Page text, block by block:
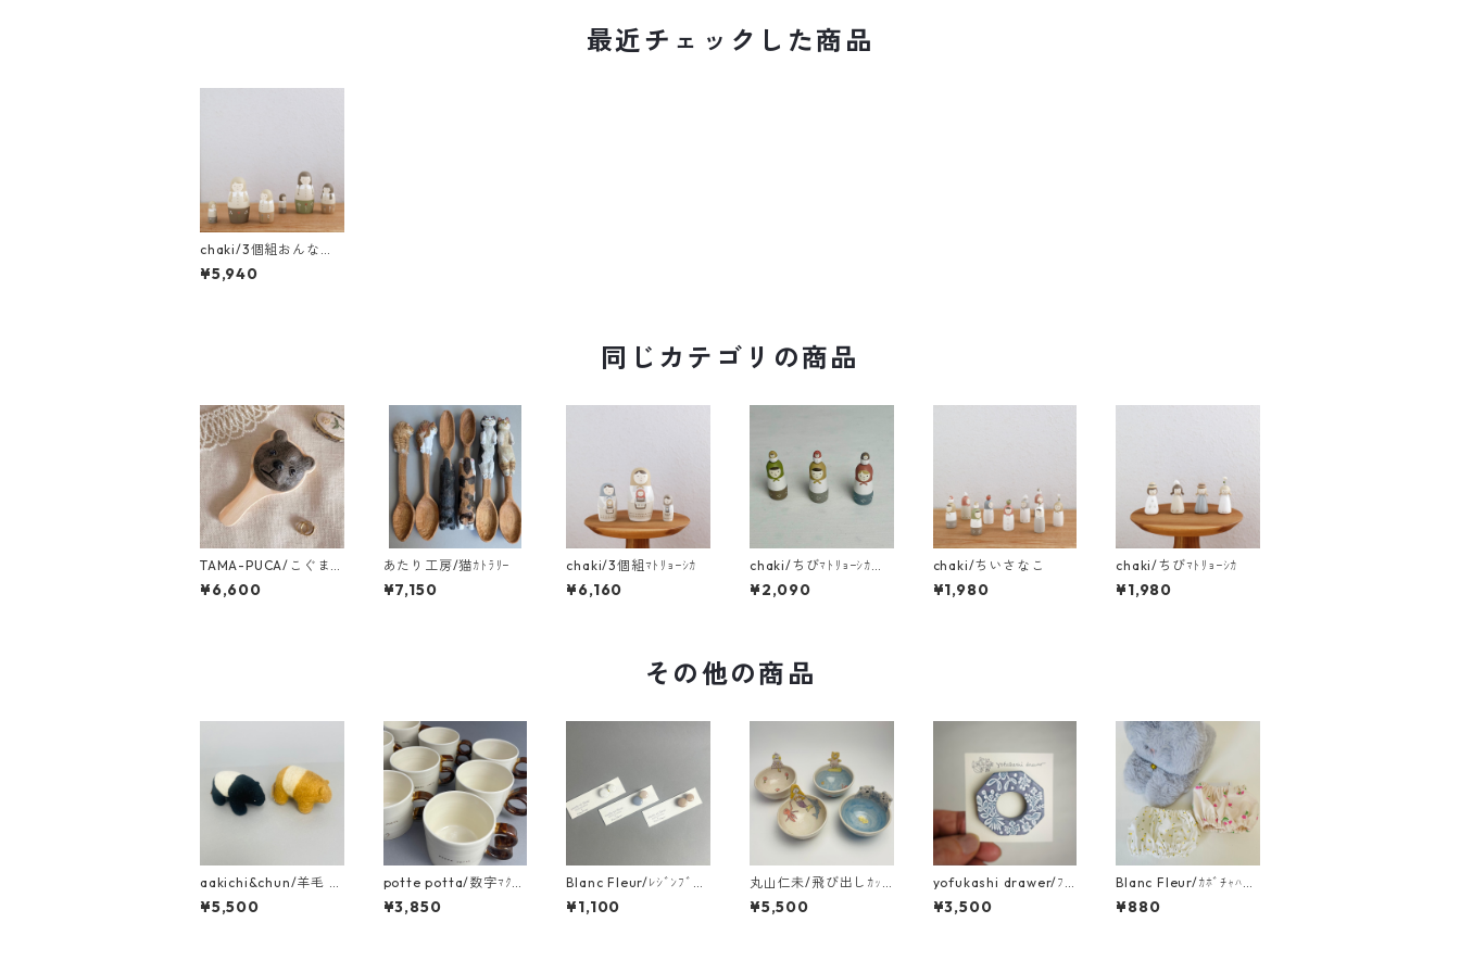
最近チェックした商品
chaki/3個組おんなの
こ
¥5,940
同じカテゴリの商品
TAMA-PUCA/こぐま
のﾐﾗｰ
¥6,600
あたり工房/猫ｶﾄﾗﾘｰ
¥7,150
chaki/3個組ﾏﾄﾘｮｰｼｶ
¥6,160
chaki/ちびﾏﾄﾘｮｰｼｶ（ﾏ
ﾄﾘｮｰｼｶ）
¥2,090
chaki/ちいさなこ
¥1,980
chaki/ちびﾏﾄﾘｮｰｼｶ
¥1,980
その他の商品
aakichi&chun/羊毛 w
oolﾊﾞｸ
¥5,500
potte potta/数字ﾏｸﾞｶ
ｯﾌﾟ
¥3,850
Blanc Fleur/ﾚｼﾞﾝﾌﾞﾛｰ
ﾁ
¥1,100
丸山仁未/飛び出しｶｯ
ﾌﾟ①
¥5,500
yofukashi drawer/ﾌﾞ
ﾛｰﾁ
¥3,500
Blanc Fleur/ｶﾎﾞﾁｬﾊﾟﾝ
ﾂ（大）
¥880